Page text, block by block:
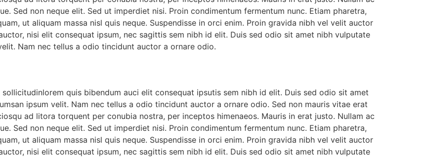
Sed non neque elit. Sed ut imperdiet nisi. Proin condimentum fermentum nunc. Etiam pharetra,
ut aliquam massa nisl quis neque. Suspendisse in orci enim. Proin gravida nibh vel velit auctor
nisi elit consequat ipsum, nec sagittis sem nibh id elit. Duis sed odio sit amet nibh vulputate
Nam nec tellus a odio tincidunt auctor a ornare odio.
quis bibendum auci elit consequat ipsutis sem nibh id elit. Duis sed odio sit amet
ipsum velit. Nam nec tellus a odio tincidunt auctor a ornare odio. Sed non mauris vitae erat
ad litora torquent per conubia nostra, per inceptos himenaeos. Mauris in erat justo. Nullam ac
Sed non neque elit. Sed ut imperdiet nisi. Proin condimentum fermentum nunc. Etiam pharetra,
ut aliquam massa nisl quis neque. Suspendisse in orci enim. Proin gravida nibh vel velit auctor
nisi elit consequat ipsum, nec sagittis sem nibh id elit. Duis sed odio sit amet nibh vulputate